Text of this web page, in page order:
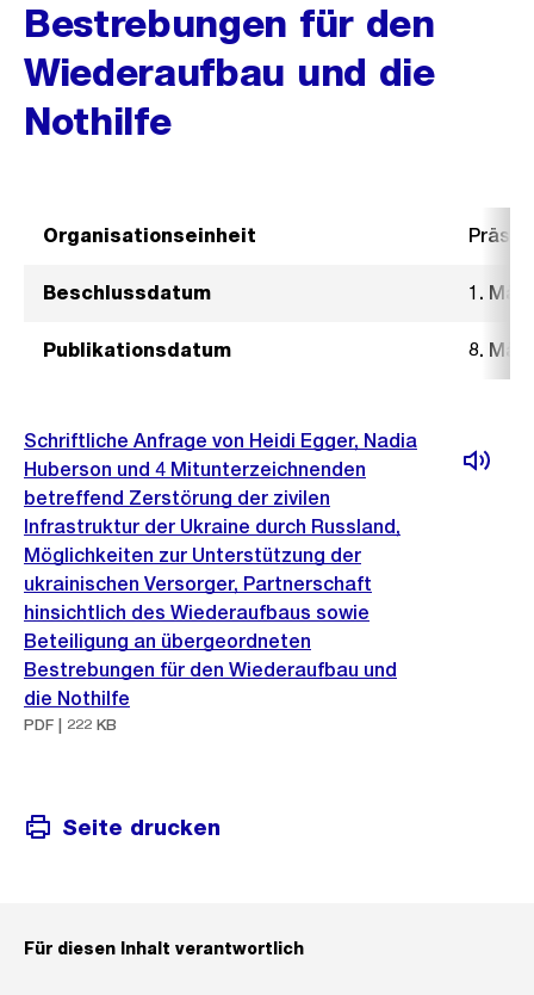
Bestrebungen für den
Wiederaufbau und die
Nothilfe
Organisationseinheit
Beschlussdatum 1.
Publikationsdatum 8.
Schriftliche Anfrage von Heidi Egger, Nadia
Huberson und 4 Mitunterzeichnenden
betreffend Zerstörung der zivilen
Infrastruktur der Ukraine durch Russland,
Möglichkeiten zur Unterstützung der
ukrainischen Versorger, Partnerschaft
hinsichtlich des Wiederaufbaus sowie
Beteiligung an übergeordneten
Bestrebungen für den Wiederaufbau und
die Nothilfe
PDF | 222 KB
Seite drucken
Für diesen Inhalt verantwortlich